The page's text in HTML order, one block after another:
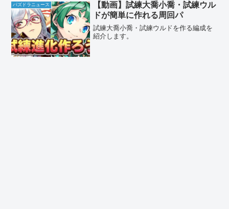
パズドラニュース
【動画】試練大喬小喬・試練ウル
ドが簡単に作れる周回パ
試練大喬小喬・試練ウルドを作る編成を
紹介します。